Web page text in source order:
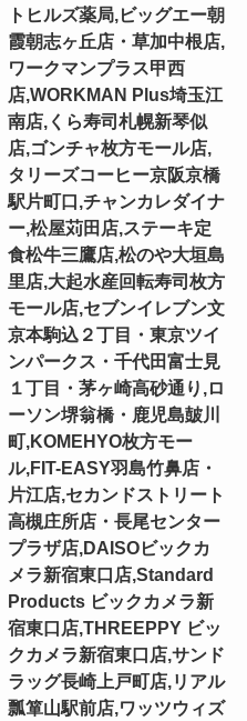
トヒルズ薬局,ビッグエー朝
霞朝志ヶ丘店・草加中根店,
ワークマンプラス甲西
店,WORKMAN Plus埼玉江
南店,くら寿司札幌新琴似
店,ゴンチャ枚方モール店,
タリーズコーヒー京阪京橋
駅片町口,チャンカレダイナ
ー,松屋苅田店,ステーキ定
食松牛三鷹店,松のや大垣島
里店,大起水産回転寿司枚方
モール店,セブンイレブン文
京本駒込２丁目・東京ツイ
ンパークス・千代田富士見
１丁目・茅ヶ崎高砂通り,ロ
ーソン堺翁橋・鹿児島皷川
町,KOMEHYO枚方モー
ル,FIT-EASY羽島竹鼻店・
片江店,セカンドストリート
高槻庄所店・長尾センター
プラザ店,DAISOビックカ
メラ新宿東口店,Standard
Products ビックカメラ新
宿東口店,THREEPPY ビッ
クカメラ新宿東口店,サンド
ラッグ長崎上戸町店,リアル
瓢箪山駅前店,ワッツウィズ